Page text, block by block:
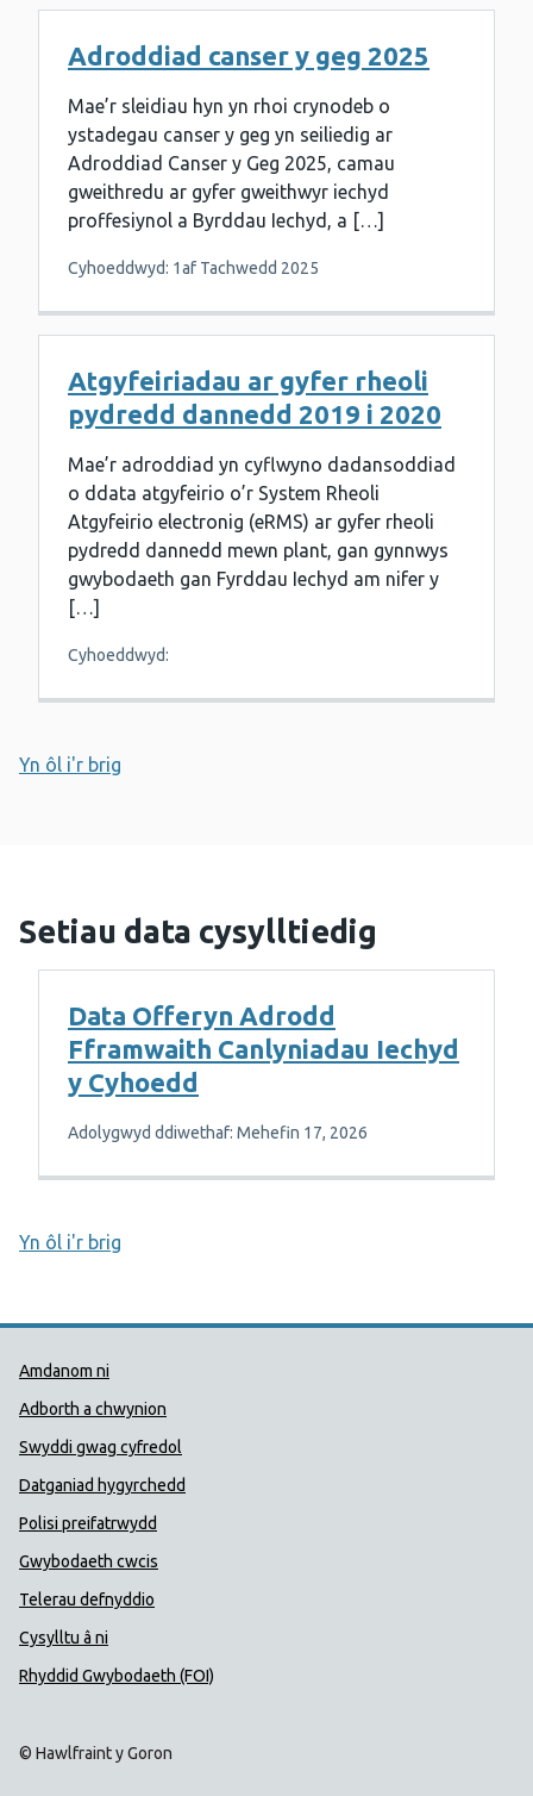
Adroddiad canser y geg 2025
Mae’r sleidiau hyn yn rhoi crynodeb o
ystadegau canser y geg yn seiliedig ar
Adroddiad Canser y Geg 2025, camau
gweithredu ar gyfer gweithwyr iechyd
proffesiynol a Byrddau Iechyd, a […]
Cyhoeddwyd: 1af Tachwedd 2025
Atgyfeiriadau ar gyfer rheoli
pydredd dannedd 2019 i 2020
Mae’r adroddiad yn cyflwyno dadansoddiad
o ddata atgyfeirio o’r System Rheoli
Atgyfeirio electronig (eRMS) ar gyfer rheoli
pydredd dannedd mewn plant, gan gynnwys
gwybodaeth gan Fyrddau Iechyd am nifer y
[…]
Cyhoeddwyd:
Yn ôl i'r brig
Setiau data cysylltiedig
Data Offeryn Adrodd
Fframwaith Canlyniadau Iechyd
y Cyhoedd
Adolygwyd ddiwethaf: Mehefin 17, 2026
Yn ôl i'r brig
Dolenni Cymorth Iechyd
Amdanom ni
Adborth a chwynion
Swyddi gwag cyfredol
Datganiad hygyrchedd
Polisi preifatrwydd
Gwybodaeth cwcis
Telerau defnyddio
Cysylltu â ni
Rhyddid Gwybodaeth (FOI)
© Hawlfraint y Goron